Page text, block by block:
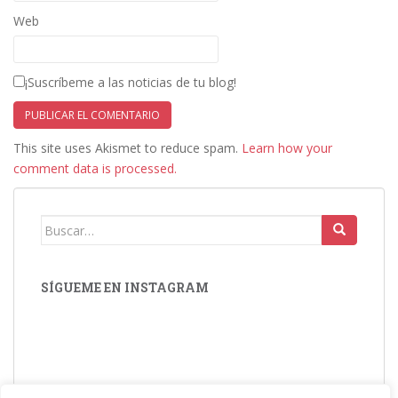
Web
¡Suscríbeme a las noticias de tu blog!
This site uses Akismet to reduce spam. Learn how your
comment data is processed.
Buscar:
SÍGUEME EN INSTAGRAM